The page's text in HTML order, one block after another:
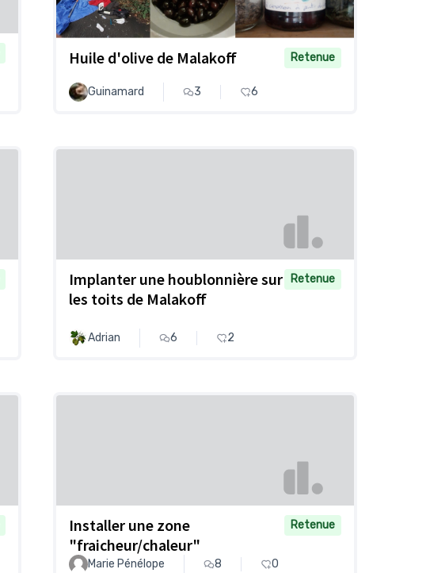
Huile d'olive de Malakoff Retenue
Guinamard 3 6
Implanter une houblonnière sur
les toits de Malakoff
Retenue
Adrian 6 2
Installer une zone
"fraicheur/chaleur"
Retenue
Marie Pénélope 8 0